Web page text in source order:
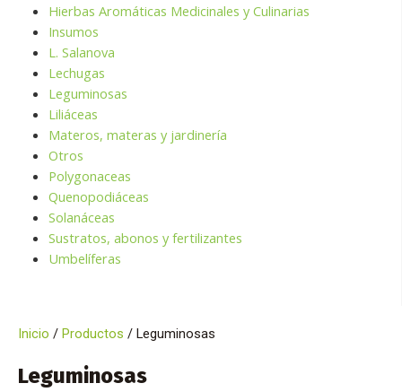
Hierbas Aromáticas Medicinales y Culinarias
Insumos
L. Salanova
Lechugas
Leguminosas
Liliáceas
Materos, materas y jardinería
Otros
Polygonaceas
Quenopodiáceas
Solanáceas
Sustratos, abonos y fertilizantes
Umbelíferas
Inicio / Productos / Leguminosas
Leguminosas